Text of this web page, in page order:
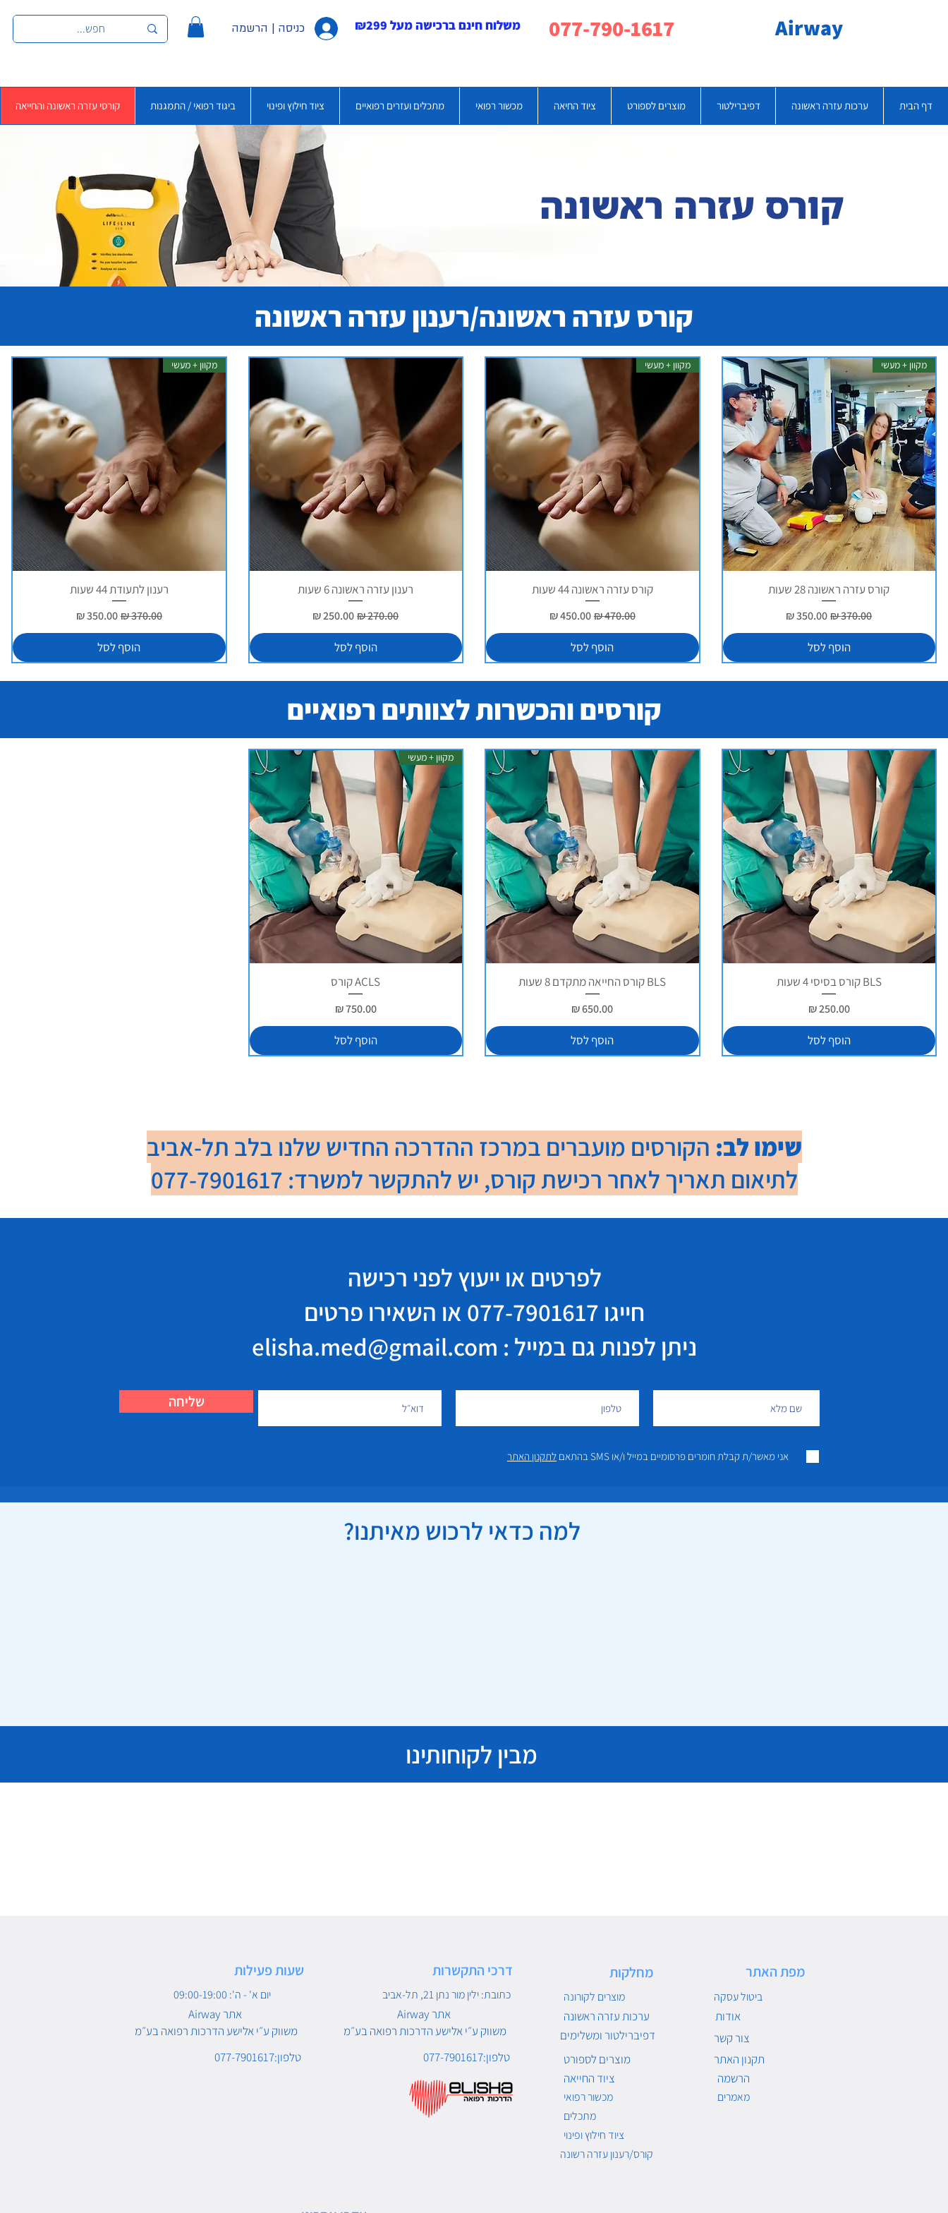
כניסה | הרשמה משלוח חינם ברכישה מעל ₪299 Airway
דף הבית ערכות עזרה ראשונה דפיברילטור מוצרים לספורט ציוד החיאה מכשור רפואי מתכלים ועזרים רפואיים ציוד חילוץ ופינוי ביגוד רפואי / התמגנות קורסי עזרה ראשונה והחייאה
קורס עזרה ראשונה
קורס עזרה ראשונה/רענון עזרה ראשונה
מקוון + מעשי
קורס עזרה ראשונה 28 שעות
מחיר רגיל‏370.00 ‏₪ מחיר מבצע
הוסף לסל
מקוון + מעשי
קורס עזרה ראשונה 44 שעות
מחיר רגיל‏470.00 ‏₪ מחיר מבצע‏450.00 ‏₪
הוסף לסל
רענון עזרה ראשונה 6 שעות
מחיר רגיל‏270.00 ‏₪ מחיר מבצע
הוסף לסל
מקוון + מעשי
רענון לתעודת 44 שעות
מחיר רגיל‏370.00 ‏₪ מחיר מבצע‏350.00 ‏₪
הוסף לסל
קורסים והכשרות לצוותים רפואיים
BLS קורס בסיסי 4 שעות
מחיר‏250.00 ‏₪
הוסף לסל
BLS קורס החייאה מתקדם 8 שעות
מחיר
הוסף לסל
מקוון + מעשי
ACLS קורס
מחיר‏750.00 ‏₪
הוסף לסל
שימו לב: הקורסים מועברים במרכז ההדרכה החדיש שלנו בלב תל-אביב
לתיאום תאריך לאחר רכישת קורס, יש להתקשר למשרד: 077-7901617
לפרטים או ייעוץ לפני רכישה
חייגו 077-7901617 או השאירו פרטים
ניתן לפנות גם במייל : elisha.med@gmail.com
שליחה
אני מאשר/ת קבלת חומרים פרסומיים במייל ו/או SMS בהתאם לתקנון האתר
למה כדאי לרכוש מאיתנו?
מבין לקוחותינו
שעות פעילות
יום א' - ה': 09:00-19:00
Airway אתר
משווק ע״י אלישע הדרכות רפואה בע״מ
טלפון:077-7901617
דרכי התקשרות
כתובת: ילין מור נתן 21, תל-אביב
Airway אתר
משווק ע״י אלישע הדרכות רפואה בע״מ
טלפון:077-7901617
מחלקות
מוצרים לקורונה
ערכות עזרה ראשונה
דפיברילטור ומשלימים
מוצרים לספורט
ציוד החייאה
מכשור רפואי
מתכלים
ציוד חילוץ ופינוי
קורס/רענון עזרה רשונה
מפת האתר
ביטול עסקה
אודות
צור קשר
תקנון האתר
הרשמה
מאמרים